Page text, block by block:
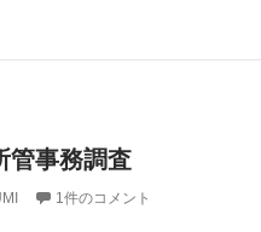
管事務調査
1件のコメント